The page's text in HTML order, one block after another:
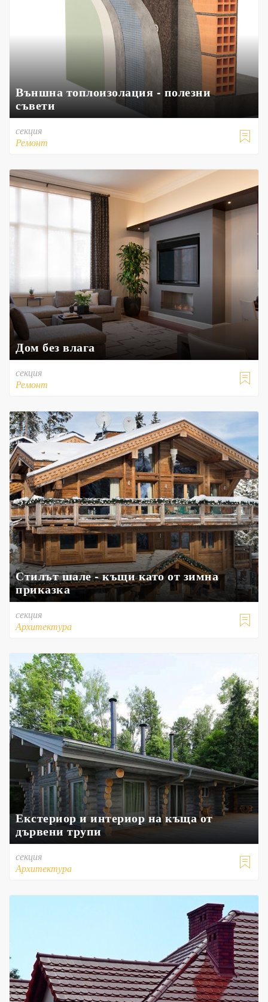
Външна топлоизолация - полезни
съвети

секция
Ремонт
Дом без влага

секция
Ремонт
Стилът шале - къщи като от зимна
приказка

секция
Архитектура
Екстериор и интериор на къща от
дървени трупи

секция
Архитектура